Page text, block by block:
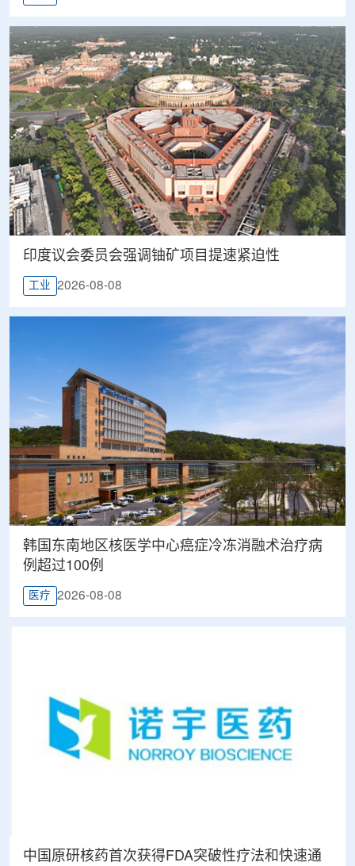
印度议会委员会强调铀矿项目提速紧迫性
工业 2026-08-08
韩国东南地区核医学中心癌症冷冻消融术治疗病
例超过100例
医疗 2026-08-08
中国原研核药首次获得FDA突破性疗法和快速通